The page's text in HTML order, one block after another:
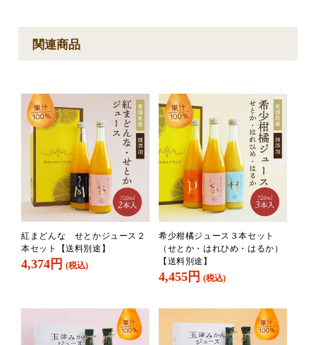
関連商品
紅まどんな せとかジュース２
本セット【送料別途】
4,374円 (税込)
希少柑橘ジュース３本セット
（せとか・はれひめ・はるか）
【送料別途】
4,455円 (税込)